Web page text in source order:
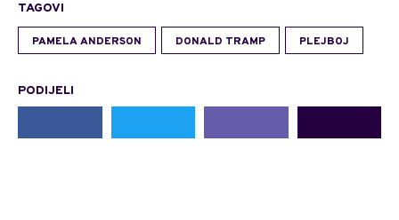
TAGOVI
PAMELA ANDERSON DONALD TRAMP PLEJBOJ
PODIJELI